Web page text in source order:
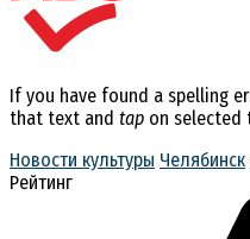
If you have found a spelling
that text and tap on selected
Новости культуры Челябинск
Рейтинг